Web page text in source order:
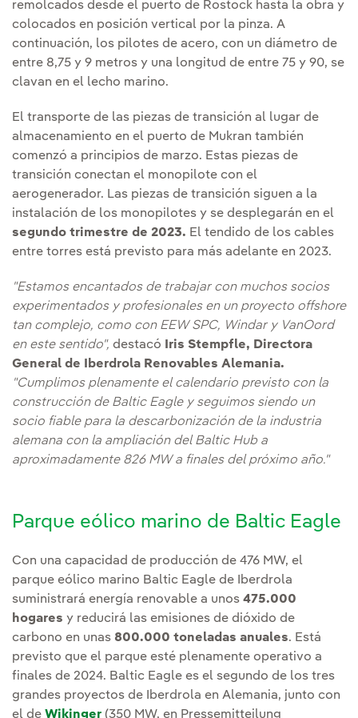
remolcados desde el puerto de Rostock hasta la obra y
colocados en posición vertical por la pinza. A
continuación, los pilotes de acero, con un diámetro de
entre 8,75 y 9 metros y una longitud de entre 75 y 90, se
clavan en el lecho marino.
El transporte de las piezas de transición al lugar de
almacenamiento en el puerto de Mukran también
comenzó a principios de marzo. Estas piezas de
transición conectan el monopilote con el
aerogenerador. Las piezas de transición siguen a la
instalación de los monopilotes y se desplegarán en el
segundo trimestre de 2023. El tendido de los cables
entre torres está previsto para más adelante en 2023.
"Estamos encantados de trabajar con muchos socios
experimentados y profesionales en un proyecto offshore
tan complejo, como con EEW SPC, Windar y VanOord
en este sentido", destacó
Iris Stempfle, Directora
General de Iberdrola Renovables Alemania.
"Cumplimos plenamente el calendario previsto con la
construcción de Baltic Eagle y seguimos siendo un
socio fiable para la descarbonización de la industria
alemana con la ampliación del Baltic Hub a
aproximadamente 826 MW a finales del próximo año."
Parque eólico marino de Baltic Eagle
Con una capacidad de producción de 476 MW, el
parque eólico marino Baltic Eagle de Iberdrola
suministrará energía renovable a unos 475.000
hogares y reducirá las emisiones de dióxido de
carbono en unas 800.000 toneladas anuales. Está
previsto que el parque esté plenamente operativo a
finales de 2024. Baltic Eagle es el segundo de los tres
grandes proyectos de Iberdrola en Alemania, junto con
el de Wikinger (350 MW, en Pressemitteilung